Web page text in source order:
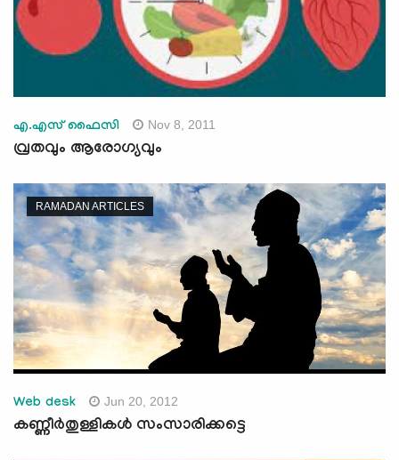
എ.എസ് ഫൈസി Nov 8, 2011
വ്രതവും ആരോഗ്യവും
RAMADAN ARTICLES
Web desk Jun 20, 2012
കണ്ണീര്‍തുള്ളികള്‍ സംസാരിക്കട്ടെ